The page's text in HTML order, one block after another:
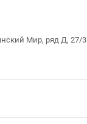
Мир, ряд Д, 27/3